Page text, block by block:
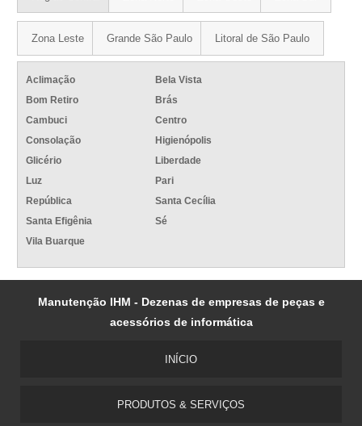
Zona Leste Grande São Paulo Litoral de São Paulo
Aclimação
Bela Vista
Bom Retiro
Brás
Cambuci
Centro
Consolação
Higienópolis
Glicério
Liberdade
Luz
Pari
República
Santa Cecília
Santa Efigênia
Sé
Vila Buarque
Manutenção IHM - Dezenas de empresas de peças e
acessórios de informática
INÍCIO
PRODUTOS & SERVIÇOS